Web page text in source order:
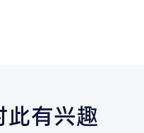
有兴趣